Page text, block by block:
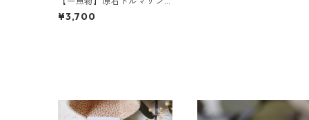
のピアス
¥3,700